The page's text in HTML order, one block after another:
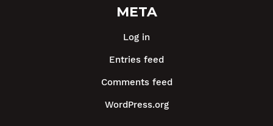
META
Log in
Entries feed
Comments feed
WordPress.org